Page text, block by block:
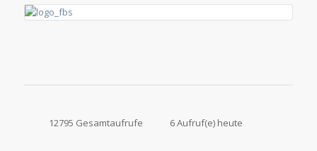
12795 Gesamtaufrufe 6 Aufruf(e) heute